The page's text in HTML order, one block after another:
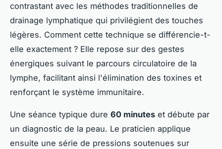
contrastant avec les méthodes traditionnelles de
drainage lymphatique qui privilégient des touches
légères. Comment cette technique se différencie-t-
elle exactement ? Elle repose sur des gestes
énergiques suivant le parcours circulatoire de la
lymphe, facilitant ainsi l'élimination des toxines et
renforçant le système immunitaire.
Une séance typique dure 60 minutes et débute par
un diagnostic de la peau. Le praticien applique
ensuite une série de pressions soutenues sur